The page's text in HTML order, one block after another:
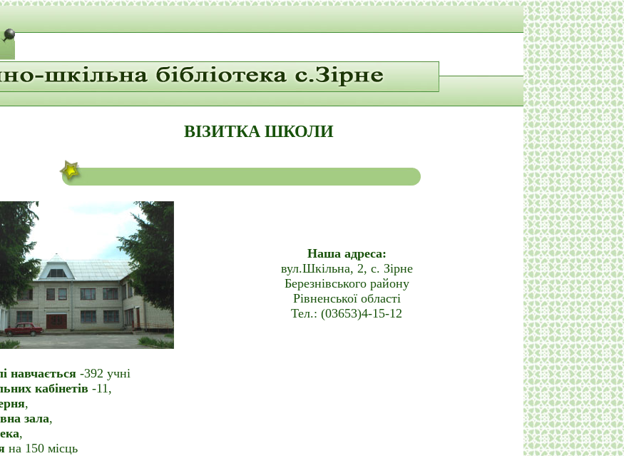
ВІЗИТКА ШКОЛИ
Наша адреса:
вул.Шкільна, 2, с. Зірне
Березнівського району
Рівненської області
Тел.: (03653)4-15-12
навчається -392 учні
кабінетів -11,
,
зала,
,
на 150 місць